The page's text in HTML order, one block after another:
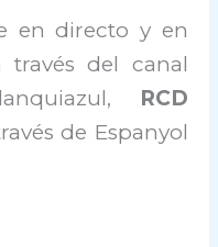
en directo y en
del canal
RCD
de Espanyol